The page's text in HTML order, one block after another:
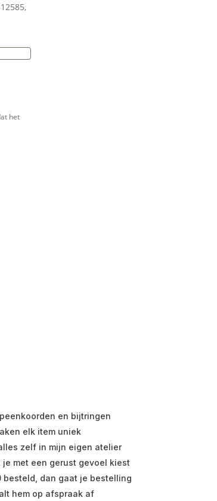
het
en bijtringen
elk item uniek
zelf in mijn eigen atelier
met een gerust gevoel kiest
besteld, dan gaat je bestelling
hem op afspraak af